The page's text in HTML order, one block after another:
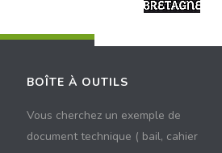
BOÎTE À OUTILS
Vous cherchez un exemple de
document technique ( bail, cahier